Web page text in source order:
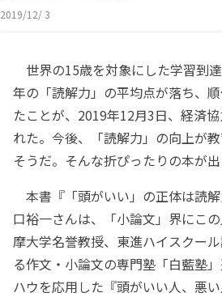
2019/12/ 3
世界の15歳を対象にした学習到
年の「読解力」の平均点が落ち、
たことが、2019年12月3日、経済
れた。今後、「読解力」の向上が
そうだ。そんな折ぴったりの本が出
本書『「頭がいい」の正体は読
口裕一さんは、「小論文」界にこ
摩大学名誉教授、東進ハイスクー
る作文・小論文の専門塾「白藍塾
ハウを応用した『頭がいい人、悪